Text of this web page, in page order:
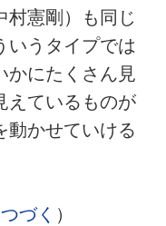
村憲剛）も同じ
いうタイプでは
かにたくさん見
えているものが
動かせていける
つづく ）